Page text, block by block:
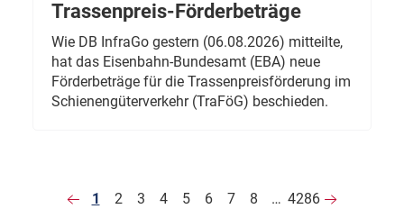
Trassenpreis-Förderbeträge
Wie DB InfraGo gestern (06.08.2026) mitteilte,
hat das Eisenbahn-Bundesamt (EBA) neue
Förderbeträge für die Trassenpreisförderung im
Schienengüterverkehr (TraFöG) beschieden.
1 2 3 4 5 6 7 8 … 4286